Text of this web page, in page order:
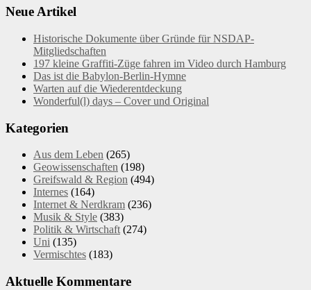
Neue Artikel
Historische Dokumente über Gründe für NSDAP-
Mitgliedschaften
197 kleine Graffiti-Züge fahren im Video durch Hamburg
Das ist die Babylon-Berlin-Hymne
Warten auf die Wiederentdeckung
Wonderful(l) days – Cover und Original
Kategorien
Aus dem Leben (265)
Geowissenschaften (198)
Greifswald & Region (494)
Internes (164)
Internet & Nerdkram (236)
Musik & Style (383)
Politik & Wirtschaft (274)
Uni (135)
Vermischtes (183)
Aktuelle Kommentare